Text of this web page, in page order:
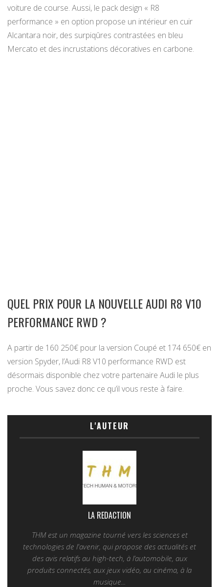
voiture de course. Aussi, le pack design « R8
performance » en option propose un intérieur en cuir
Alcantara noir, des surpiqûres contrastées en bleu
Mercato et des incrustations décoratives en carbone.
QUEL PRIX POUR LA NOUVELLE AUDI R8 V10
PERFORMANCE RWD ?
A partir de 160 250€ pour la version Coupé et 174 650€ en
version Spyder, l’Audi R8 V10 performance RWD est
désormais disponible chez votre partenaire Audi le plus
proche. Vous savez donc ce qu’il vous reste à faire.
L'AUTEUR
LA REDACTION
THM est un magazine tourné vers les sciences et
technologies de l'avenir, qui propose des actualités et
des avis relatifs au high-tech, à l’automobile, aux
produits connectés, aux jeux vidéo, au cinéma, à la
musique...